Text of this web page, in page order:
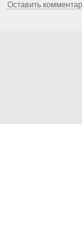
Оставить